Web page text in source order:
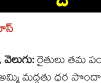
రైతులు తమ
మద్దతు ధర